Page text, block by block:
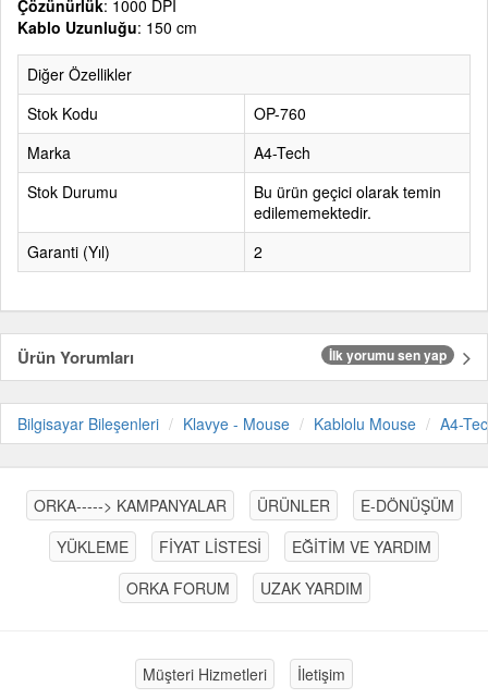
Çözünürlük: 1000 DPI
Kablo Uzunluğu: 150 cm
Diğer Özellikler
Stok Kodu
OP-760
Marka
A4-Tech
Stok Durumu
Bu ürün geçici olarak temin
edilememektedir.
Garanti (Yıl)
2
Ürün Yorumları İlk yorumu sen yap
Bilgisayar Bileşenleri Klavye - Mouse Kablolu Mouse A4-
ORKA-----> KAMPANYALAR ÜRÜNLER
E-DÖNÜŞÜM
YÜKLEME
FİYAT LİSTESİ
EĞİTİM VE YARDIM
ORKA FORUM
UZAK YARDIM
Müşteri Hizmetleri İletişim